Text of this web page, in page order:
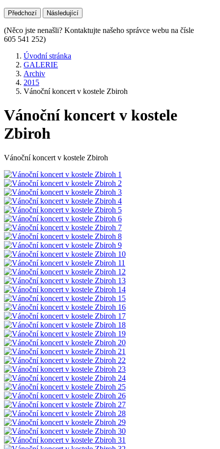
Předchozí Následující
(Něco jste nenašli? Kontaktujte našeho správce webu na čísle
605 541 252)
Úvodní stránka
GALERIE
Archiv
2015
Vánoční koncert v kostele Zbiroh
Vánoční koncert v kostele
Zbiroh
Vánoční koncert v kostele Zbiroh